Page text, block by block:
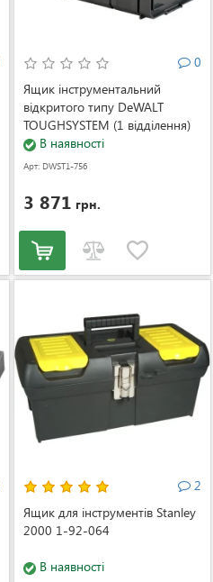
0
Ящик інструментальний
відкритого типу DeWALT
TOUGHSYSTEM (1 відділення)
(DWST1-75654)
В наявності
Арт: DWST1-756
3 871 грн.
2
Ящик для інструментів Stanley
2000 1-92-064
В наявності